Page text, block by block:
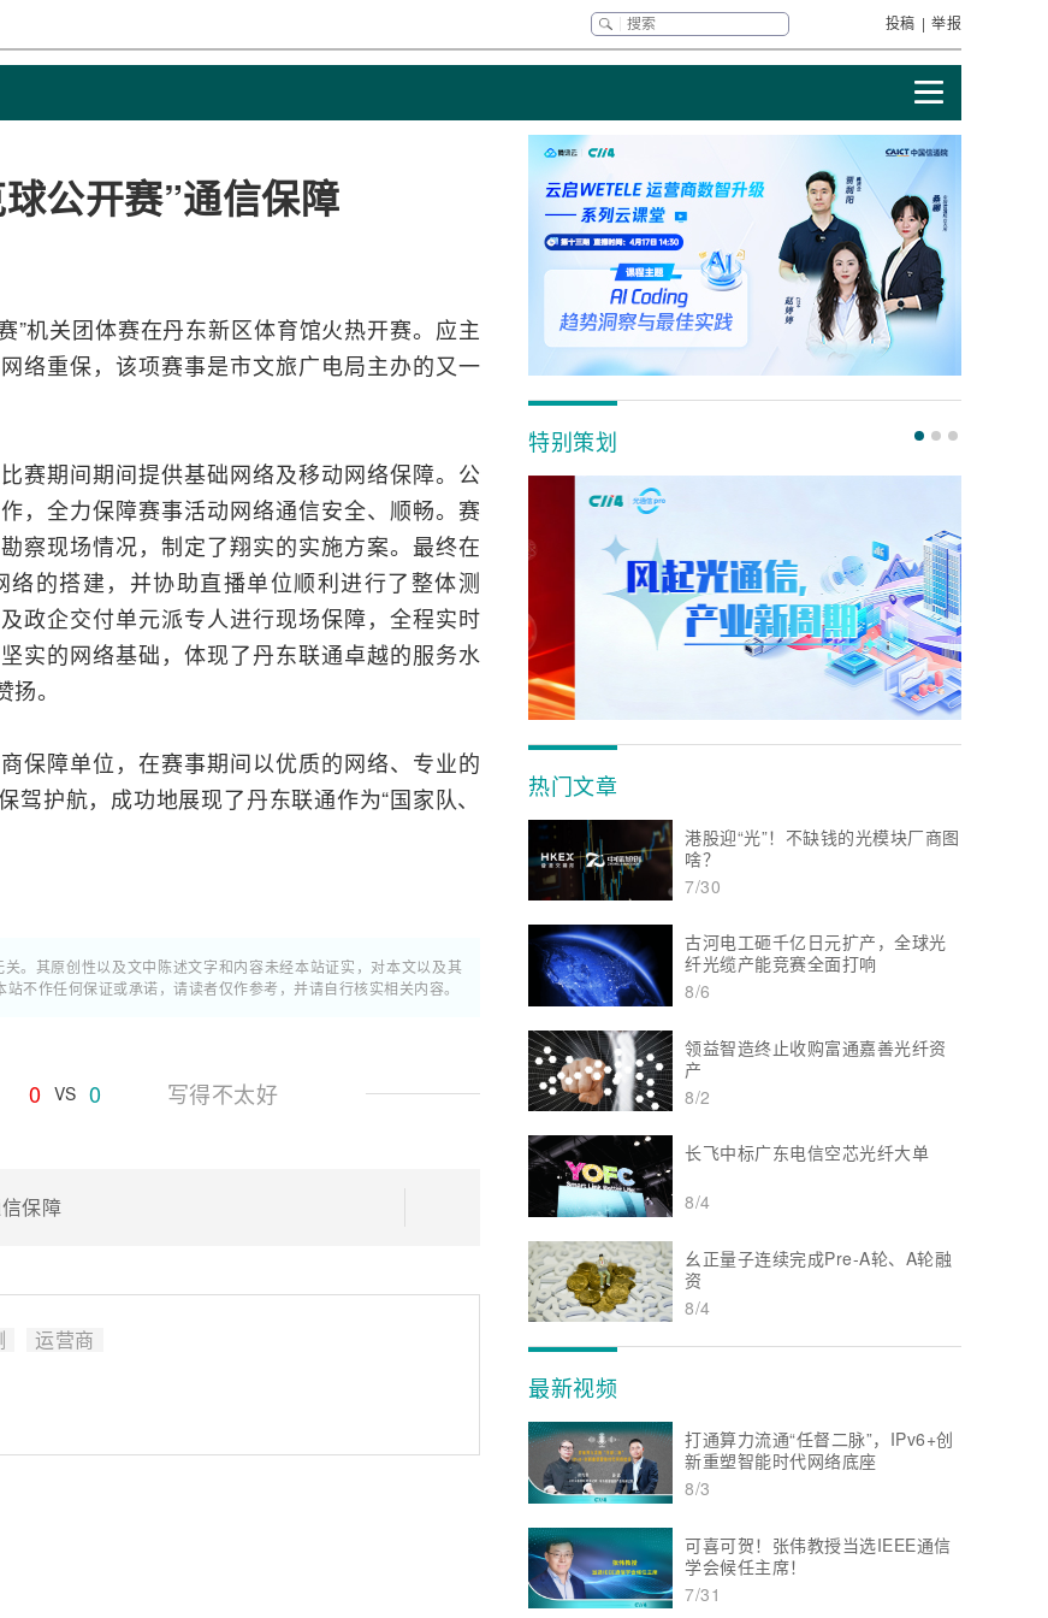
投稿 | 举报
公开赛”通信保障
”机关团体赛在丹东新区体育馆火热开赛。应主
网络重保，该项赛事是市文旅广电局主办的又一
赛期间期间提供基础网络及移动网络保障。公
，全力保障赛事活动网络通信安全、顺畅。赛
察现场情况，制定了翔实的实施方案。最终在
的搭建，并协助直播单位顺利进行了整体测
政企交付单元派专人进行现场保障，全程实时
实的网络基础，体现了丹东联通卓越的服务水
。
保障单位，在赛事期间以优质的网络、专业的
护航，成功地展现了丹东联通作为“国家队、
。其原创性以及文中陈述文字和内容未经本站证实，对本文以及其
不作任何保证或承诺，请读者仅作参考，并请自行核实相关内容。
0 VS 0 写得不太好
保障
运营商
特别策划
热门文章
港股迎“光”！不缺钱的光模块厂商图
啥？
7/30
古河电工砸千亿日元扩产，全球光
纤光缆产能竞赛全面打响
8/6
领益智造终止收购富通嘉善光纤资
产
8/2
长飞中标广东电信空芯光纤大单
8/4
幺正量子连续完成Pre-A轮、A轮融
资
8/4
最新视频
打通算力流通“任督二脉”，IPv6+创
新重塑智能时代网络底座
8/3
可喜可贺！张伟教授当选IEEE通信
学会候任主席！
7/31